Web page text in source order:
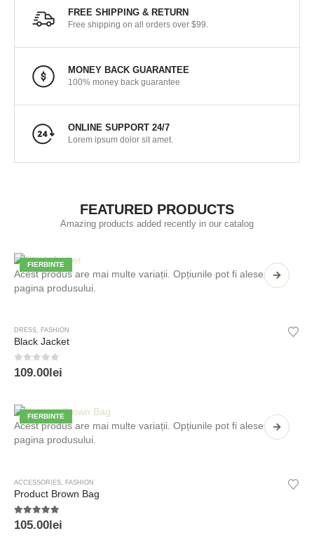
FREE SHIPPING & RETURN
Free shipping on all orders over $99.
MONEY BACK GUARANTEE
100% money back guarantee
ONLINE SUPPORT 24/7
Lorem ipsum dolor sit amet.
FEATURED PRODUCTS
Amazing products added recently in our catalog
FIERBINTE
Acest produs are mai multe variații. Opțiunile pot fi alese în
pagina produsului.
DRESS, FASHION
Black Jacket
0 din 5
109.00 lei
FIERBINTE
Acest produs are mai multe variații. Opțiunile pot fi alese în
pagina produsului.
ACCESSORIES, FASHION
Product Brown Bag
5.00din 5
105.00lei